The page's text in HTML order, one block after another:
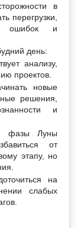
в
перегрузки,
ошибок и
день:
анализу,
проектов.
новые
решения,
и
фазы Луны
от
этапу, но
на
слабых